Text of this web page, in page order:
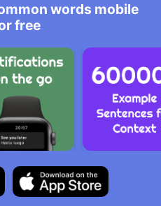
words mobile
free